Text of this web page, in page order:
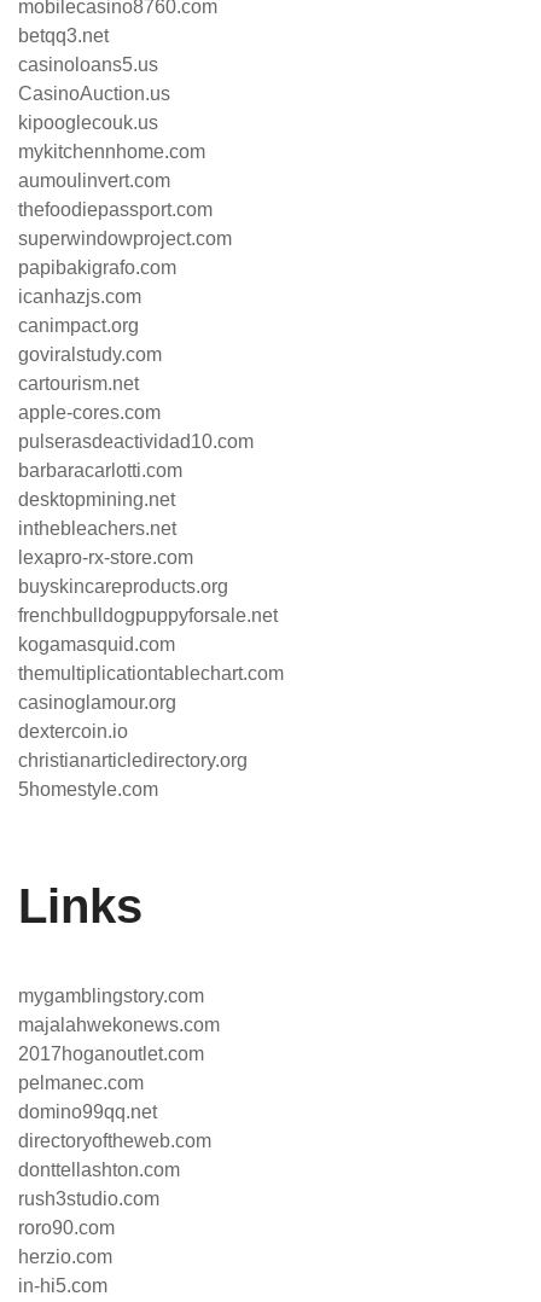
mobilecasino8760.com
betqq3.net
casinoloans5.us
CasinoAuction.us
kipooglecouk.us
mykitchennhome.com
aumoulinvert.com
thefoodiepassport.com
superwindowproject.com
papibakigrafo.com
icanhazjs.com
canimpact.org
goviralstudy.com
cartourism.net
apple-cores.com
pulserasdeactividad10.com
barbaracarlotti.com
desktopmining.net
inthebleachers.net
lexapro-rx-store.com
buyskincareproducts.org
frenchbulldogpuppyforsale.net
kogamasquid.com
themultiplicationtablechart.com
casinoglamour.org
dextercoin.io
christianarticledirectory.org
5homestyle.com
Links
mygamblingstory.com
majalahwekonews.com
2017hoganoutlet.com
pelmanec.com
domino99qq.net
directoryoftheweb.com
donttellashton.com
rush3studio.com
roro90.com
herzio.com
in-hi5.com